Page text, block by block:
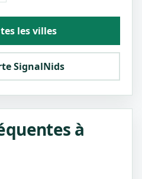
les villes
SignalNids
à